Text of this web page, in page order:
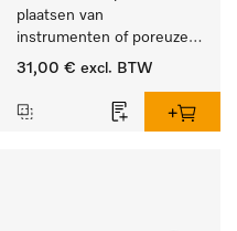
plaatsen van
instrumenten of poreuze
goederen, klein.
31,00 € excl. BTW